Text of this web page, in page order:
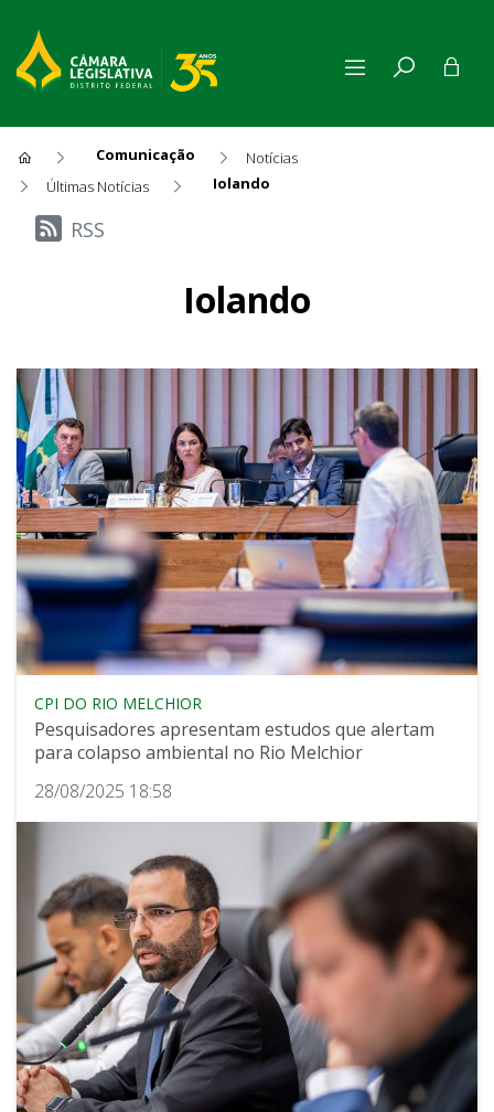
Comunicação
Notícias
Últimas Notícias
Iolando
Últimas Notícias
RSS
Iolando
CPI DO RIO MELCHIOR
Pesquisadores apresentam estudos que alertam
para colapso ambiental no Rio Melchior
28/08/2025 18:58